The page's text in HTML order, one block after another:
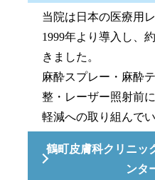
当院は日本の医療用
1999年より導入し、
きました。
麻酔スプレー・麻酔
整・レーザー照射前
軽減への取り組んでい
鶴町皮膚科クリニッ
ンタ